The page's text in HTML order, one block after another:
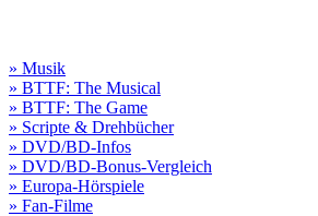
» Musik
» BTTF: The Musical
» BTTF: The Game
» Scripte & Drehbücher
» DVD/BD-Infos
» DVD/BD-Bonus-Vergleich
» Europa-Hörspiele
» Fan-Filme